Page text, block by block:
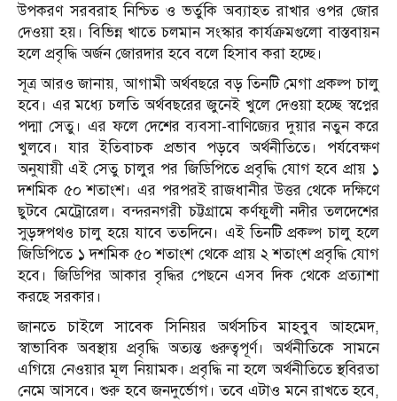
উপকরণ সরবরাহ নিশ্চিত ও ভর্তুকি অব্যাহত রাখার ওপর জোর
দেওয়া হয়। বিভিন্ন খাতে চলমান সংস্কার কার্যক্রমগুলো বাস্তবায়ন
হলে প্রবৃদ্ধি অর্জন জোরদার হবে বলে হিসাব করা হচ্ছে।
সূত্র আরও জানায়, আগামী অর্থবছরে বড় তিনটি মেগা প্রকল্প চালু
হবে। এর মধ্যে চলতি অর্থবছরের জুনেই খুলে দেওয়া হচ্ছে স্বপ্নের
পদ্মা সেতু। এর ফলে দেশের ব্যবসা-বাণিজ্যের দুয়ার নতুন করে
খুলবে। যার ইতিবাচক প্রভাব পড়বে অর্থনীতিতে। পর্যবেক্ষণ
অনুযায়ী এই সেতু চালুর পর জিডিপিতে প্রবৃদ্ধি যোগ হবে প্রায় ১
দশমিক ৫০ শতাংশ। এর পরপরই রাজধানীর উত্তর থেকে দক্ষিণে
ছুটবে মেট্রোরেল। বন্দরনগরী চট্টগ্রামে কর্ণফুলী নদীর তলদেশের
সুড়ঙ্গপথও চালু হয়ে যাবে ততদিনে। এই তিনটি প্রকল্প চালু হলে
জিডিপিতে ১ দশমিক ৫০ শতাংশ থেকে প্রায় ২ শতাংশ প্রবৃদ্ধি যোগ
হবে। জিডিপির আকার বৃদ্ধির পেছনে এসব দিক থেকে প্রত্যাশা
করছে সরকার।
জানতে চাইলে সাবেক সিনিয়র অর্থসচিব মাহবুব আহমেদ,
স্বাভাবিক অবস্থায় প্রবৃদ্ধি অত্যন্ত গুরুত্বপূর্ণ। অর্থনীতিকে সামনে
এগিয়ে নেওয়ার মূল নিয়ামক। প্রবৃদ্ধি না হলে অর্থনীতিতে স্থবিরতা
নেমে আসবে। শুরু হবে জনদুর্ভোগ। তবে এটাও মনে রাখতে হবে,